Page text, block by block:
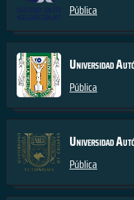
Pública
Universidad
Pública
Universidad
Pública